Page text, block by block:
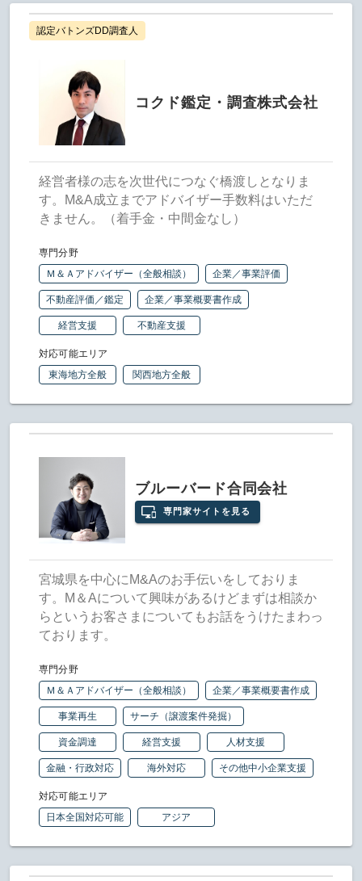
認定バトンズDD調査人
コクド鑑定・調査株式会社
経営者様の志を次世代につなぐ橋渡しとなりま
す。M&A成立までアドバイザー手数料はいただ
きません。（着手金・中間金なし）
専門分野
Ｍ＆Ａアドバイザー（全般相談）
企業／事業評価
不動産評価／鑑定 企業／事業概要書作成
経営支援 不動産支援
対応可能エリア
東海地方全般
関西地方全般
ブルーバード合同会社
専門家サイトを見る
宮城県を中心にM&Aのお手伝いをしておりま
す。M＆Aについて興味があるけどまずは相談か
らというお客さまについてもお話をうけたまわっ
ております。
専門分野
Ｍ＆Ａアドバイザー（全般相談）
企業／事業概要書作成
事業再生 サーチ（譲渡案件発掘）
資金調達 経営支援 人材支援
金融・行政対応 海外対応 その他中小企業支援
対応可能エリア
日本全国対応可能
アジア